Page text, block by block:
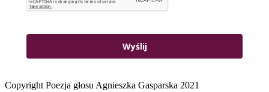
Wyślij
Copyright Poezja głosu Agnieszka Gasparska 2021